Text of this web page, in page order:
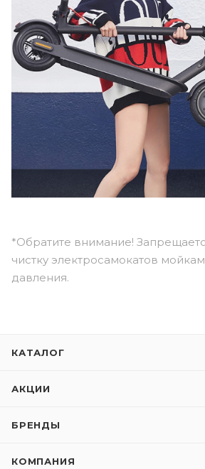
*Обратите внимание!
чистку электросамокатов
давления.
КАТАЛОГ
АКЦИИ
БРЕНДЫ
КОМПАНИЯ